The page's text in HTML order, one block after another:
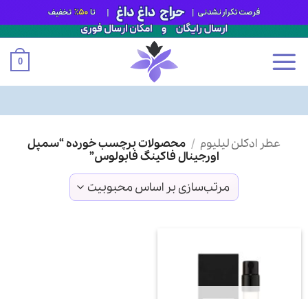
0
عطر ادکلن لیلیوم / محصولات برچسب خورده “سمپل
اورجینال فاکینگ فابولوس”